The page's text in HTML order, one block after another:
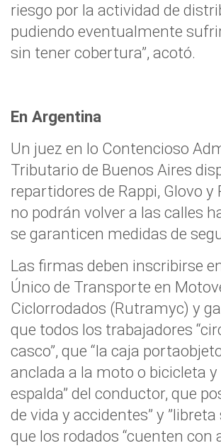
riesgo por la actividad de
pudiendo eventualmente
sin tener cobertura”, acotó.
En Argentina
Un juez en lo Contencioso
Tributario de Buenos Aires
repartidores de Rappi, Glovo y
no podrán volver a las calles
se garanticen medidas de
Las firmas deben inscribirse
Único de Transporte en
Ciclorrodados (Rutramyc) y
que todos los trabajadores
casco”, que “la caja
anclada a la moto o bicicleta y
espalda” del conductor, que
de vida y accidentes” y ”libreta
que los rodados “cuenten con